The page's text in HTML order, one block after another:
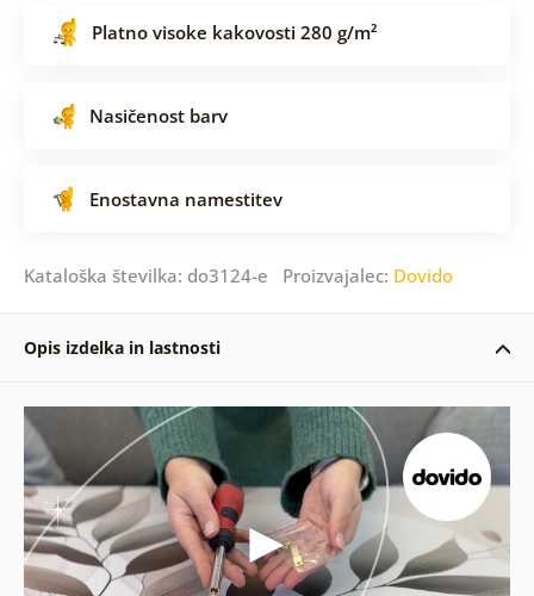
Platno visoke kakovosti 280 g/m²
Nasičenost barv
Enostavna namestitev
Kataloška številka: do3124-e Proizvajalec: Dovido
Opis izdelka in lastnosti